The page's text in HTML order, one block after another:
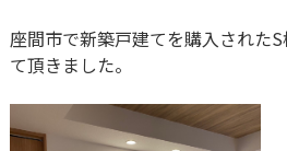
座間市で新築戸建てを購入された
て頂きました。